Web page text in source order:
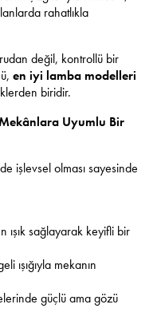
rahatlıkla
değil, kontrollü bir
en iyi lamba modelleri
biridir.
Uyumlu Bir
işlevsel olması sayesinde
ışık sağlayarak keyifli bir
ışığıyla mekanın
güçlü ama gözü